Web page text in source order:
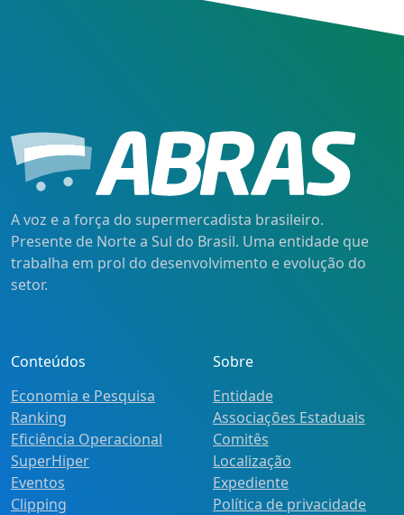
A voz e a força do supermercadista brasileiro.
Presente de Norte a Sul do Brasil. Uma entidade que
trabalha em prol do desenvolvimento e evolução do
setor.
Conteúdos
Economia e Pesquisa
Ranking
Eficiência Operacional
SuperHiper
Eventos
Clipping
Sobre
Entidade
Associações Estaduais
Comitês
Localização
Expediente
Política de privacidade